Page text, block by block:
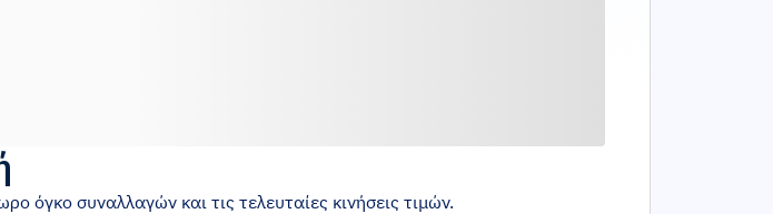
όγκο συναλλαγών και τις τελευταίες κινήσεις τιμών.